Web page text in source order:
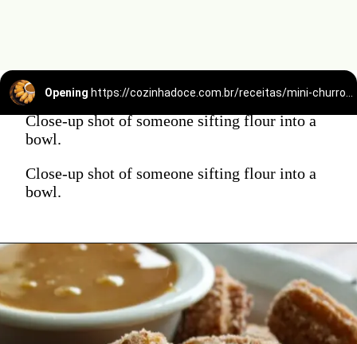
Opening https://cozinhadoce.com.br/receitas/mini-churros-caseiro-crocante-por-fora-macio-por-dentro/
Close-up shot of someone sifting flour into a
bowl.
Close-up shot of someone sifting flour into a
bowl.